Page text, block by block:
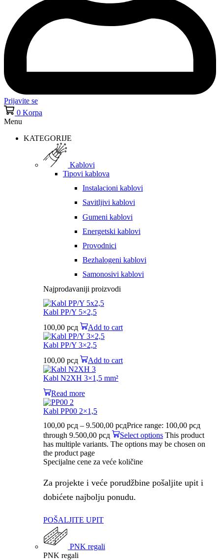
Prijavite se
0 Korpa
Menu
KATEGORIJE
Kablovi
Tipovi kablova
Instalacioni kablovi
Savitljivi kablovi
Gumeni kablovi
Energetski kablovi
Provodnici
Bezhalogeni kablovi
Samonosivi kablovi
Najprodavaniji proizvodi
Kabl PP/Y 5×2,5
100,00 рсд Add to cart
Kabl PP/Y 3×2,5
100,00 рсд Add to cart
Kabl N2XH 3×1,5 mm²
Read more
Kabl PP00 2×1,5
100,00 рсд – 9.500,00 рсдPrice range: 100,00 рсд
through 9.500,00 рсд
Select options This product
has multiple variants. The options may be chosen on
the product page
Specijalne cene za veće količine
Za projekte i veće porudžbine pošaljite upit i
dobićete najbolju ponudu.
POŠALJITE UPIT
PNK regali
PNK regali